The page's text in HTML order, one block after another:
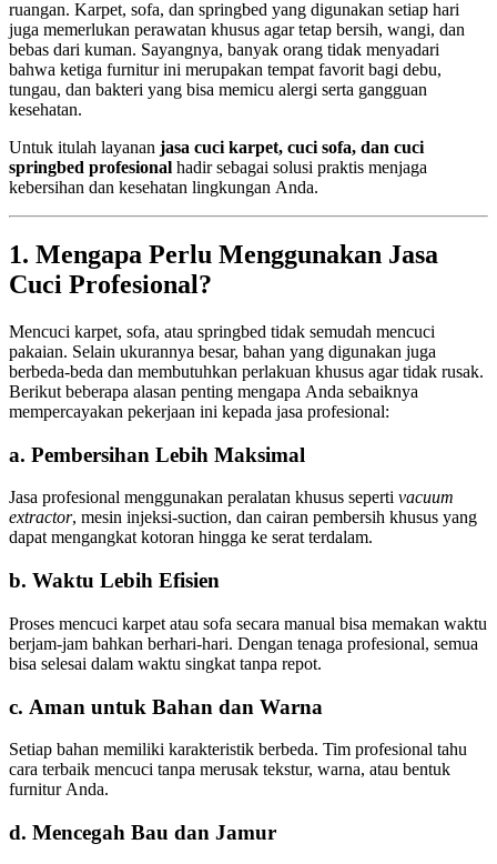
ruangan. Karpet, sofa, dan springbed yang digunakan setiap hari
juga memerlukan perawatan khusus agar tetap bersih, wangi, dan
bebas dari kuman. Sayangnya, banyak orang tidak menyadari
bahwa ketiga furnitur ini merupakan tempat favorit bagi debu,
tungau, dan bakteri yang bisa memicu alergi serta gangguan
kesehatan.
Untuk itulah layanan jasa cuci karpet, cuci sofa, dan cuci
springbed profesional hadir sebagai solusi praktis menjaga
kebersihan dan kesehatan lingkungan Anda.
1. Mengapa Perlu Menggunakan Jasa
Cuci Profesional?
Mencuci karpet, sofa, atau springbed tidak semudah mencuci
pakaian. Selain ukurannya besar, bahan yang digunakan juga
berbeda-beda dan membutuhkan perlakuan khusus agar tidak rusak.
Berikut beberapa alasan penting mengapa Anda sebaiknya
mempercayakan pekerjaan ini kepada jasa profesional:
a. Pembersihan Lebih Maksimal
Jasa profesional menggunakan peralatan khusus seperti vacuum
extractor, mesin injeksi-suction, dan cairan pembersih khusus yang
dapat mengangkat kotoran hingga ke serat terdalam.
b. Waktu Lebih Efisien
Proses mencuci karpet atau sofa secara manual bisa memakan waktu
berjam-jam bahkan berhari-hari. Dengan tenaga profesional, semua
bisa selesai dalam waktu singkat tanpa repot.
c. Aman untuk Bahan dan Warna
Setiap bahan memiliki karakteristik berbeda. Tim profesional tahu
cara terbaik mencuci tanpa merusak tekstur, warna, atau bentuk
furnitur Anda.
d. Mencegah Bau dan Jamur